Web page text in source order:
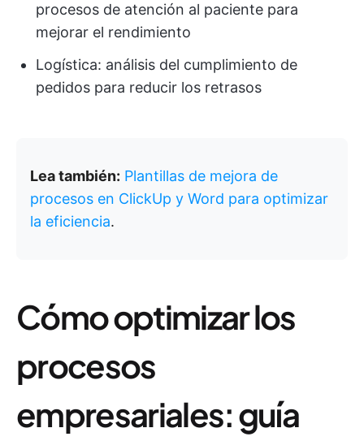
procesos de atención al paciente para
mejorar el rendimiento
Logística: análisis del cumplimiento de
pedidos para reducir los retrasos
Lea también: Plantillas de mejora de
procesos en ClickUp y Word para optimizar
la eficiencia.
Cómo optimizar los
procesos
empresariales: guía